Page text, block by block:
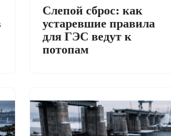
Слепой сброс: как
устаревшие правила
для ГЭС ведут к
потопам